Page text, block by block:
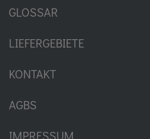
GLOSSAR
LIEFERGEBIETE
KONTAKT
AGBS
IMPRESSUM